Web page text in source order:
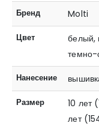
Бренд Molti
Цвет
белый,
темно-
Нанесение
Размер
10 лет
лет